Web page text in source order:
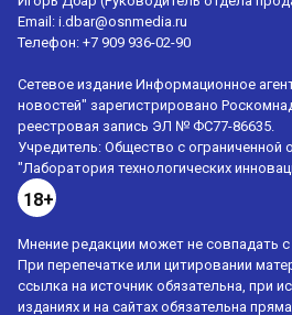
Email: i.dbar@osnmedia.ru
Телефон: +7 909 936-02-90
Сетевое издание Информационное
новостей" зарегистрировано
реестровая запись ЭЛ № ФС77-86635.
Учредитель: Общество с ограниченной
"Лаборатория технологических
18+
Мнение редакции может не совпадать
При перепечатке или цитировании
ссылка на источник обязательна, при
изданиях и на сайтах обязательна